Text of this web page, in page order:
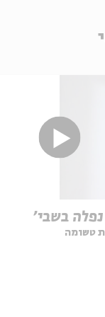
נפלה בשבי'
טשומה